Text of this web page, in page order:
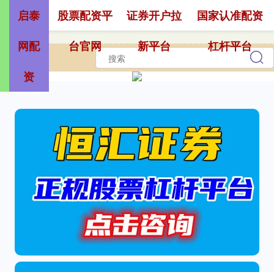
启泰
网配
资
股票配资平
台官网
证券开户拉
新平台
国家认准配资
杠杆平台